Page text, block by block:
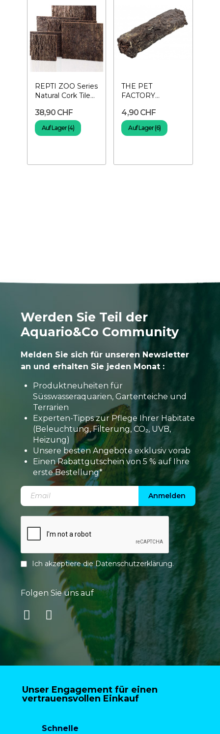
REPTI ZOO Series
Natural Cork Tile
45 cm
38,90 CHF
Auf Lager (4)
THE PET
FACTORY
Torfblock –
Pflanzenunterstützung
4,90 CHF
Auf Lager (6)
Werden Sie Teil der
Aquario&Co Community
Melden Sie sich für unseren Newsletter
an und erhalten Sie jeden Monat :
Produktneuheiten für
Süsswasseraquarien, Gartenteiche und
Terrarien
Experten-Tipps zur Pflege Ihrer Habitate
(Beleuchtung, Filterung, CO₂, UVB,
Heizung)
Unsere besten Angebote exklusiv vorab
Einen Rabattgutschein von 5 % auf Ihre
erste Bestellung*
Anmelden
Ich akzeptiere dieDatenschutzerklärung.
Folgen Sie uns auf
Unser Engagement für einen
vertrauensvollen Einkauf
Schnelle